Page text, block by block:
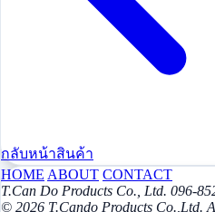
กลับหน้าสินค้า
HOME ABOUT CONTACT
T.Can Do Products Co., Ltd. 096-
© 2026 T.Cando Products Co.,Ltd.